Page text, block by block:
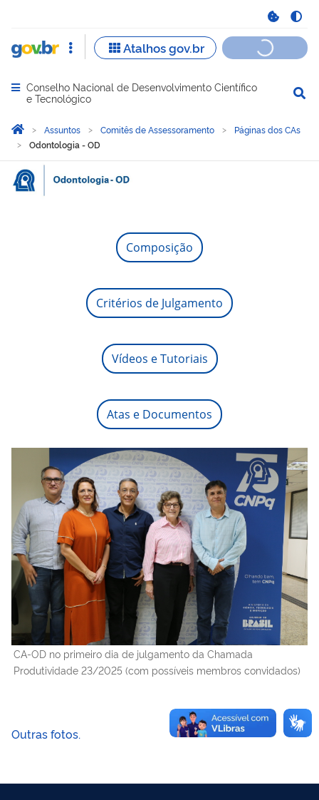
Abrir menu principal de navegação
Conselho Nacional de Desenvolvimento Científico
e Tecnológico
Você está aqui:
Página Inicial
Assuntos Comitês de Assessoramento
Páginas dos CAs
Odontologia - OD
Odontologia - OD
Composição
Critérios de Julgamento
Vídeos e Tutoriais
Atas e Documentos
CA-OD no primeiro dia de julgamento da Chamada
Produtividade 23/2025 (com possíveis membros convidados)
Outras fotos.